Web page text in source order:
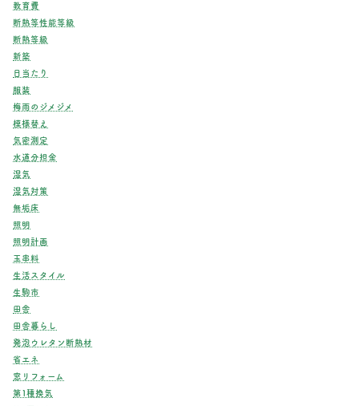
教育費
断熱等性能等級
断熱等級
新築
日当たり
服装
梅雨のジメジメ
模様替え
気密測定
水道分担金
湿気
湿気対策
無垢床
照明
照明計画
玉串料
生活スタイル
生駒市
田舎
田舎暮らし
発泡ウレタン断熱材
省エネ
窓リフォーム
第1種換気